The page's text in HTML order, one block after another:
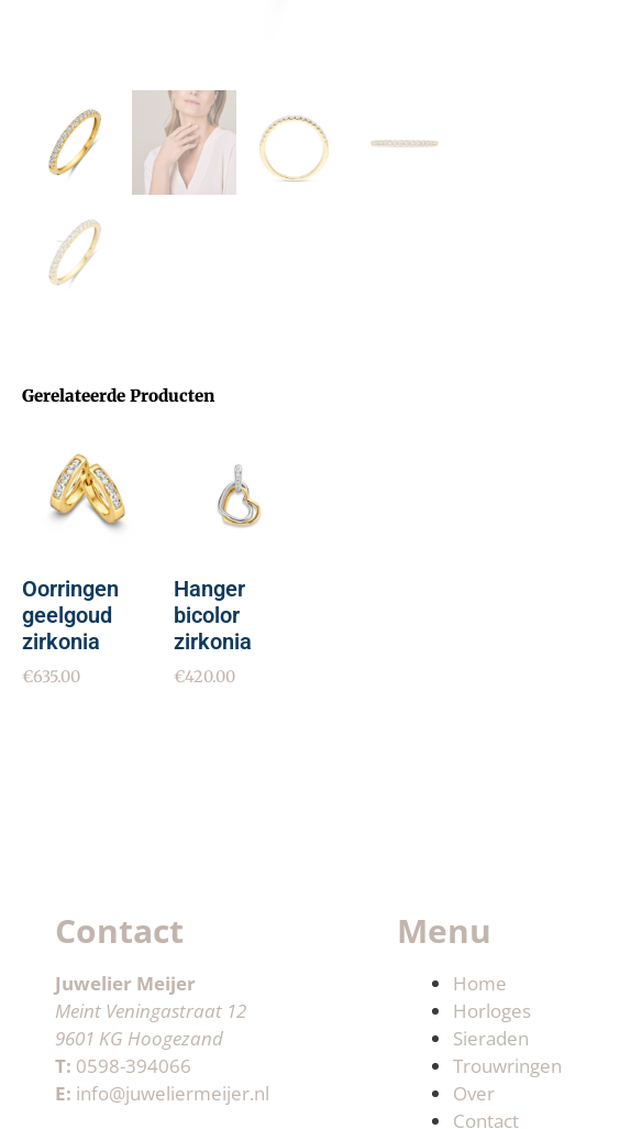
Gerelateerde Producten
Oorringen
geelgoud
zirkonia
€635.00
Hanger
bicolor
zirkonia
€420.00
Contact
Juwelier Meijer
Meint Veningastraat 12
9601 KG Hoogezand
T: 0598-394066
E: info@juweliermeijer.nl
Menu
Home
Horloges
Sieraden
Trouwringen
Over
Contact